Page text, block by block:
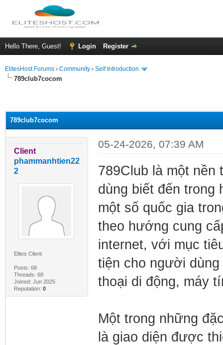
Hello There, Guest! Login Register
ElitesHost Forums › Community › Self Introduction
789club7cocom
789club7cocom
Client
phammanhtien22
2
Elites Client
Posts: 68
Threads: 68
Joined: Jun 2025
Reputation: 0
05-24-2026, 07:39 AM
789Club là một
dùng biết đến trong
một số quốc gia
theo hướng cung
internet, với mục
tiện cho người
thoại di động, máy
Một trong những
là giao diện được